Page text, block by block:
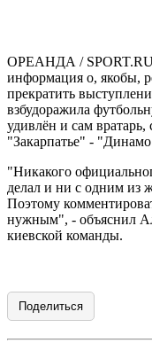
ОРЕАНДА /
информация о, якобы,
прекратить
взбудоражила
удивлён и сам
"Закарпатье" -
"Никакого
делал и ни с одним из
Поэтому
нужным", - объяснил
киевской команды.
Поделиться